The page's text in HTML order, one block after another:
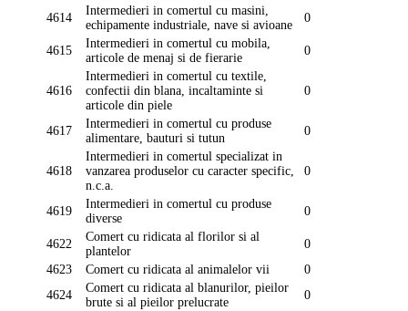
4614
Intermedieri in comertul cu masini,
echipamente industriale, nave si avioane
0
4615
Intermedieri in comertul cu mobila,
articole de menaj si de fierarie
0
4616
Intermedieri in comertul cu textile,
confectii din blana, incaltaminte si
articole din piele
0
4617
Intermedieri in comertul cu produse
alimentare, bauturi si tutun
0
4618
Intermedieri in comertul specializat in
vanzarea produselor cu caracter specific,
n.c.a.
0
4619
Intermedieri in comertul cu produse
diverse
0
4622
Comert cu ridicata al florilor si al
plantelor
0
4623
Comert cu ridicata al animalelor vii
0
4624
Comert cu ridicata al blanurilor, pieilor
brute si al pieilor prelucrate
0